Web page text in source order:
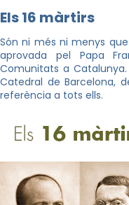
Els 16 màrtirs
Són ni més ni menys
aprovada pel Papa
Comunitats a
Catedral de Barcelona,
referència a tots ells.